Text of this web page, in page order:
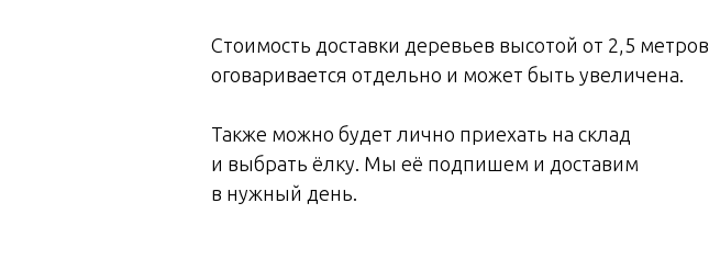
Стоимость доставки деревьев высотой от 2,5 метров
оговаривается отдельно и может быть увеличена.
Также можно будет лично приехать на склад
и выбрать ёлку. Мы её подпишем и доставим
в нужный день.